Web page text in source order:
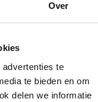
Over
te
te bieden en om
delen we informatie